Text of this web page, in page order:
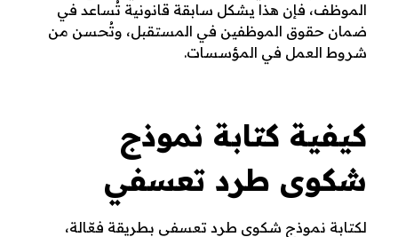
الموظف، فإن هذا يشكل سابقة قانونية تُساعد في
ضمان حقوق الموظفين في المستقبل، وتُحسن من
شروط العمل في المؤسسات.
كيفية كتابة نموذج
شكوى طرد تعسفي
لكتابة نموذج شكوى طرد تعسفي بطريقة فعّالة،